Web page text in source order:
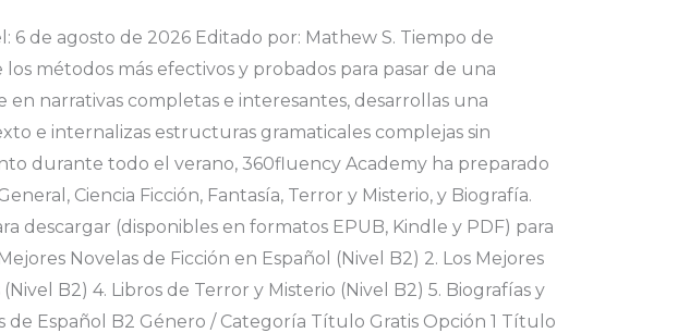
de agosto de 2026 Editado por: Mathew S. Tiempo de
métodos más efectivos y probados para pasar de una
narrativas completas e interesantes, desarrollas una
e internalizas estructuras gramaticales complejas sin
durante todo el verano, 360fluency Academy ha preparado
Ciencia Ficción, Fantasía, Terror y Misterio, y Biografía.
descargar (disponibles en formatos EPUB, Kindle y PDF) para
Novelas de Ficción en Español (Nivel B2) 2. Los Mejores
B2) 4. Libros de Terror y Misterio (Nivel B2) 5. Biografías y
Español B2 Género / Categoría Título Gratis Opción 1 Título